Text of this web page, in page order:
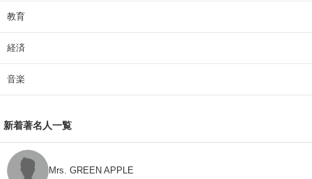
教育
経済
音楽
新着著名人一覧
Mrs. GREEN APPLE